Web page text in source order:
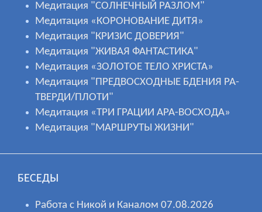
Медитация "СОЛНЕЧНЫЙ РАЗЛОМ"
Медитация «КОРОНОВАНИЕ ДИТЯ»
Медитация "КРИЗИС ДОВЕРИЯ"
Медитация "ЖИВАЯ ФАНТАСТИКА"
Медитация «ЗОЛОТОЕ ТЕЛО ХРИСТА»
Медитация "ПРЕДВОСХОДНЫЕ БДЕНИЯ РА-
ТВЕРДИ/ПЛОТИ"
Медитация «ТРИ ГРАЦИИ АРА-ВОСХОДА»
Медитация "МАРШРУТЫ ЖИЗНИ"
БЕСЕДЫ
Работа с Никой и Каналом 07.08.2026